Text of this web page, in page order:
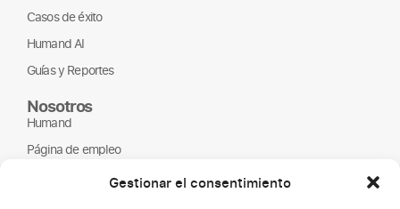
Gestionar el consentimiento
Casos de éxito
Humand AI
Guías y Reportes
Nosotros
Humand
Página de empleo